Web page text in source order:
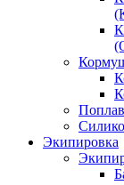
Экипировка